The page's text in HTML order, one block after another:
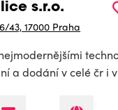
s.r.o.
43, 17000 Praha
a dodání v celé čr i